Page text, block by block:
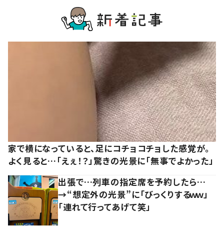
家で横になっていると、足にコチョコチョした感覚が。
よく見ると…「えぇ！？」驚きの光景に「無事でよかった」
出張で…列車の指定席を予約したら…
→“想定外の光景”に「びっくりするｗｗ」
「連れて行ってあげて笑」